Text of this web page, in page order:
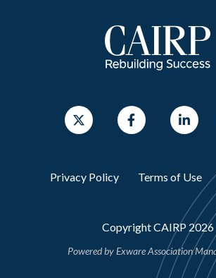
Privacy Policy Terms of Use
Copyright CAIRP 2026
Powered byExware Association